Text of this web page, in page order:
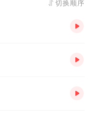
切换顺序